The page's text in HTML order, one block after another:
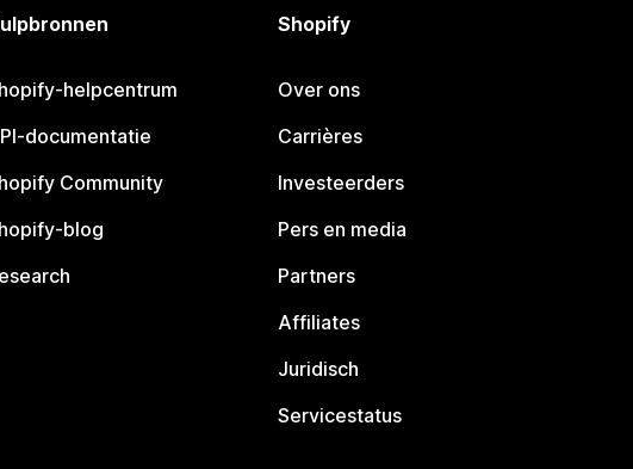
helpcentrum
documentatie
Community
blog
Shopify
Over ons
Carrières
Investeerders
Pers en media
Partners
Affiliates
Juridisch
Servicestatus